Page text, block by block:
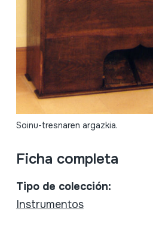
Soinu-tresnaren argazkia.
Ficha completa
Tipo de colección:
Instrumentos